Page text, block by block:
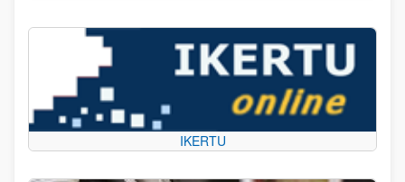
IKERTU